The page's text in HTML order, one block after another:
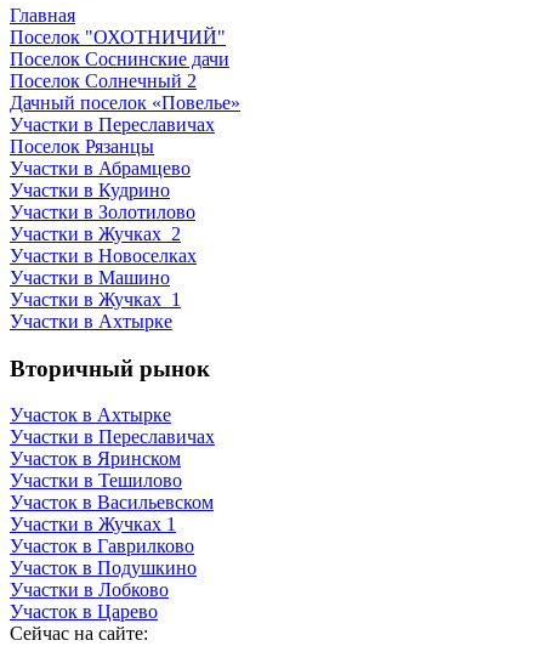
Главная
Поселок "ОХОТНИЧИЙ"
Поселок Соснинские дачи
Поселок Солнечный 2
Дачный поселок «Повелье»
Участки в Переславичах
Поселок Рязанцы
Участки в Абрамцево
Участки в Кудрино
Участки в Золотилово
Участки в Жучках_2
Участки в Новоселках
Участки в Машино
Участки в Жучках_1
Участки в Ахтырке
Вторичный рынок
Участок в Ахтырке
Участки в Переславичах
Участок в Яринском
Участки в Тешилово
Участок в Васильевском
Участки в Жучках 1
Участок в Гаврилково
Участок в Подушкино
Участки в Лобково
Участок в Царево
Сейчас на сайте: